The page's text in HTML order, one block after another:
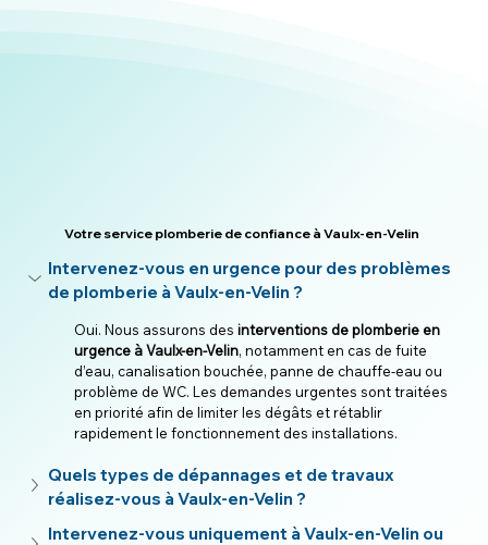
Votre service plomberie de confiance à Vaulx-en-Velin
Intervenez-vous en urgence pour des problèmes
de plomberie à Vaulx-en-Velin ?
Oui. Nous assurons des interventions de plomberie en
urgence à Vaulx-en-Velin, notamment en cas de fuite
d’eau, canalisation bouchée, panne de chauffe-eau ou
problème de WC. Les demandes urgentes sont traitées
en priorité afin de limiter les dégâts et rétablir
rapidement le fonctionnement des installations.
Quels types de dépannages et de travaux
réalisez-vous à Vaulx-en-Velin ?
Intervenez-vous uniquement à Vaulx-en-Velin ou